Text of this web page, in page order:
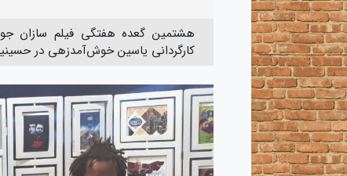
هشتمین گعده هفتگی فیلم سازان
کارگردانی یاسین خوش‌آمدزهی در